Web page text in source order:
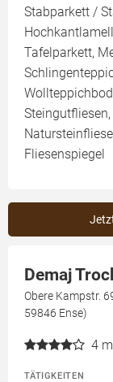
Stabparkett /
Tafelparkett,
Fliesenspiegel
Demaj
Obere Kampstr.
59846 Ense)
4
TÄTIGKEITEN